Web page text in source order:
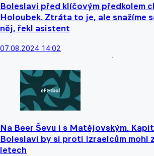
Boleslavi před klíčovým předkolem
Holoubek. Ztráta to je, ale snažíme
něj, řekl asistent
07.08.2024 14:02
Na Beer Ševu i s Matějovským.
Boleslavi by si proti Izraelcům mohl
letech